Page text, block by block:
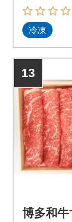
お肉です。
冷凍
13
博多和